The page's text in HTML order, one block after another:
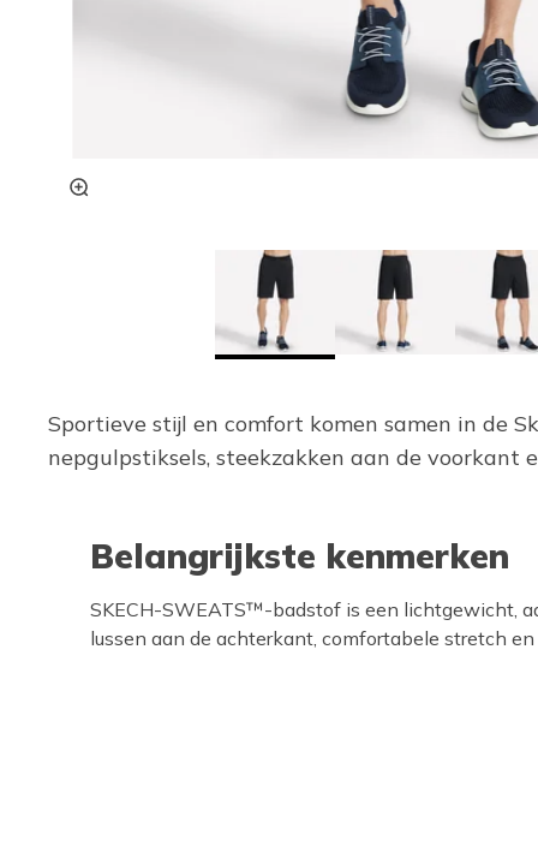
Sportieve stijl en comfort komen samen in de
nepgulpstiksels, steekzakken aan de voorkant
Belangrijkste kenmerken
SKECH-SWEATS™-badstof is een lichtgewicht,
lussen aan de achterkant, comfortabele stretch